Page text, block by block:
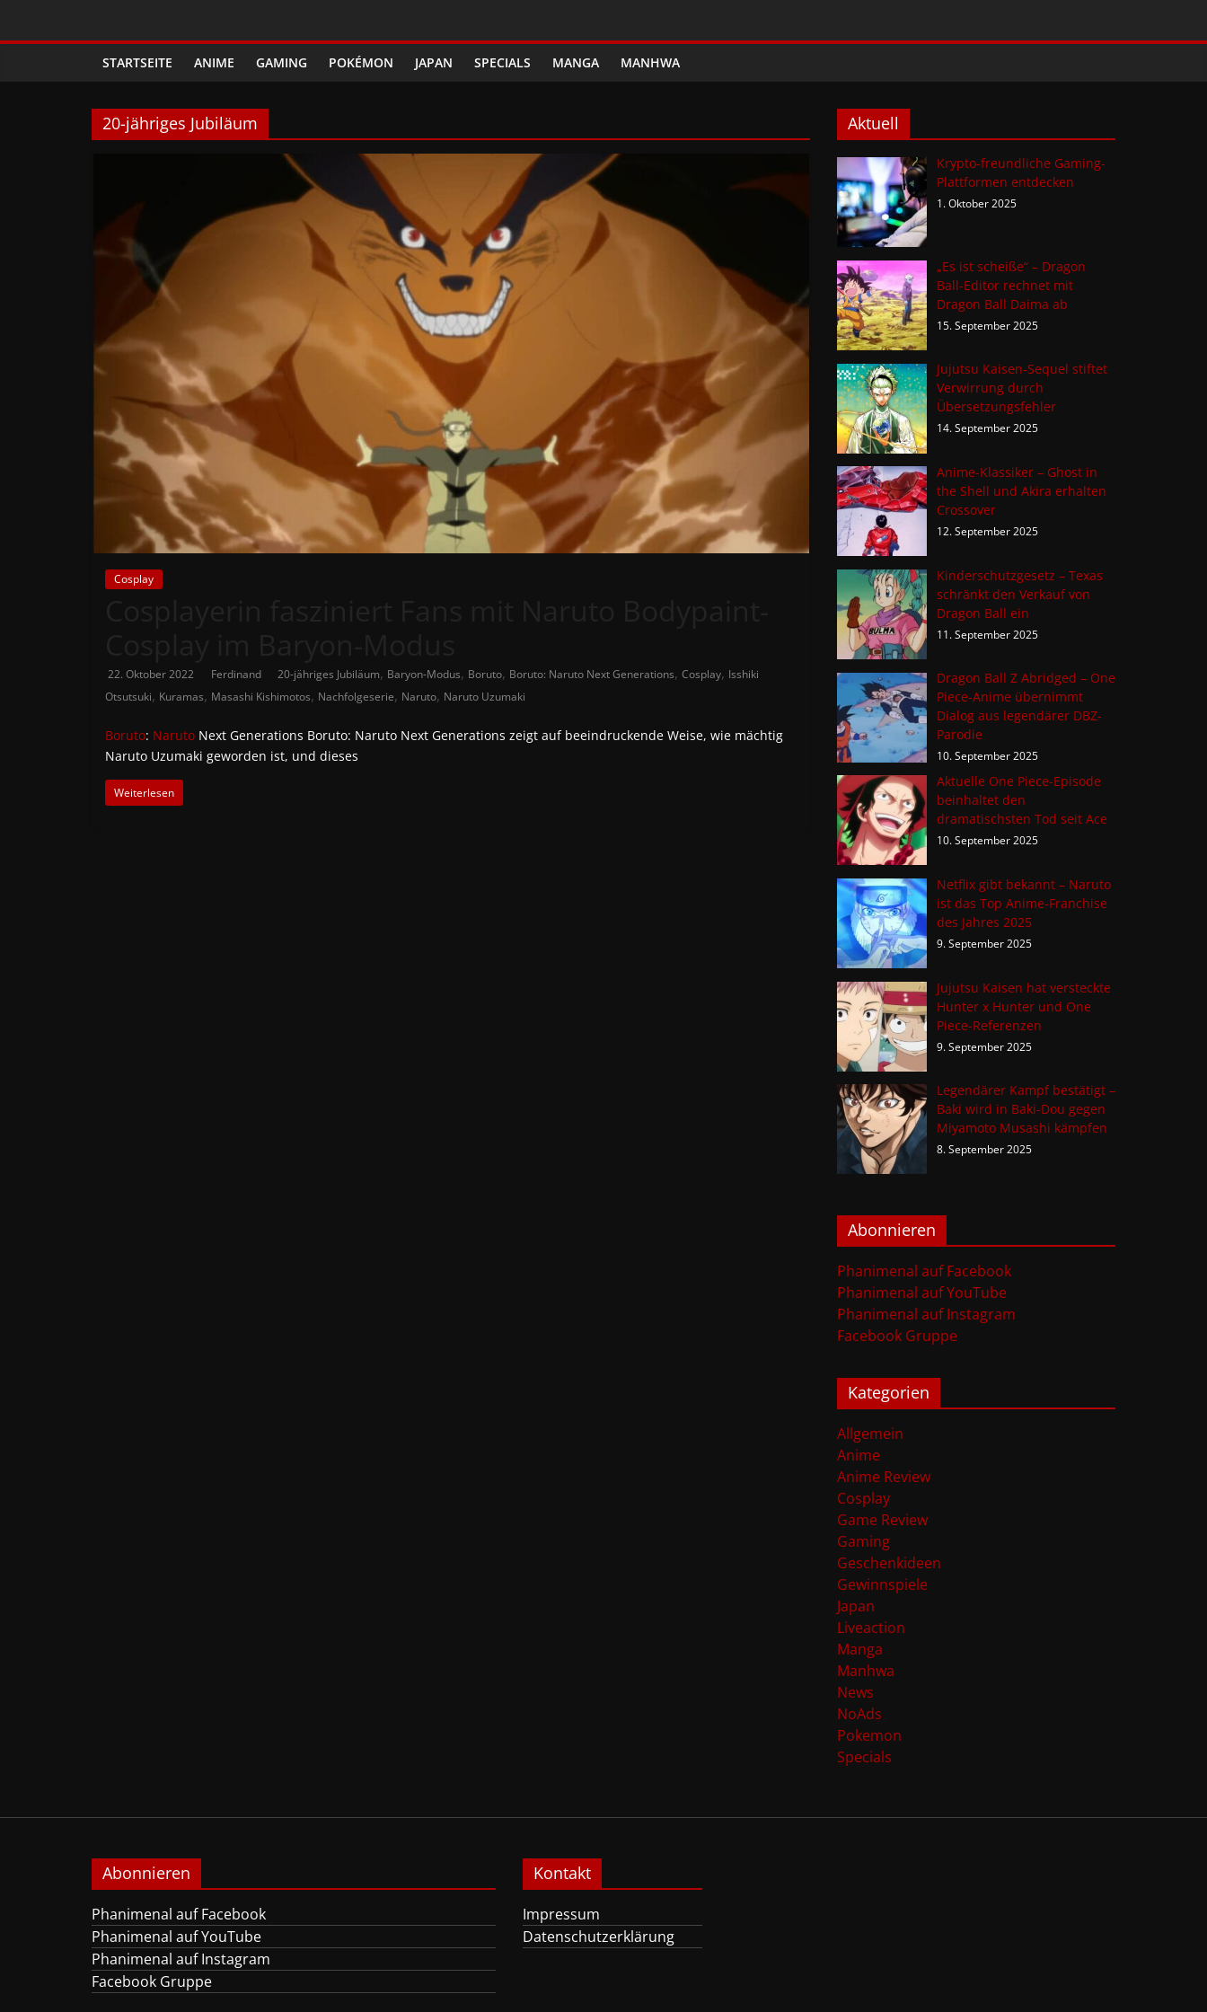
Phanimenal
Täglich
interessante
Anime
News
und
Gaming
News
Auf
Phanimenal
findest
die
aktuellsten
Japan
und
Deutschland
STARTSEITE ANIME GAMING POKÉMON JAPAN SPECIALS MANGA MANHWA
20-jähriges Jubiläum
Cosplay
22. Oktober 2022 Ferdinand 20-jähriges Jubiläum, Baryon-Modus, Boruto, Boruto: Naruto Next Generations, Cosplay, Isshiki
Otsutsuki, Kuramas, Masashi Kishimotos, Nachfolgeserie, Naruto, Naruto Uzumaki
Boruto: Naruto Next Generations Boruto: Naruto Next Generations zeigt auf beeindruckende Weise, wie mächtig
Naruto Uzumaki geworden ist, und dieses
Weiterlesen
Aktuell
Krypto-freundliche Gaming-
Plattformen entdecken
1. Oktober 2025
„Es ist scheiße“ – Dragon
Ball-Editor rechnet mit
Dragon Ball Daima ab
15. September 2025
Jujutsu Kaisen-Sequel stiftet
Verwirrung durch
Übersetzungsfehler
14. September 2025
Anime-Klassiker – Ghost in
the Shell und Akira erhalten
Crossover
12. September 2025
Kinderschutzgesetz – Texas
schränkt den Verkauf von
Dragon Ball ein
11. September 2025
Dragon Ball Z Abridged – One
Piece-Anime übernimmt
Dialog aus legendärer DBZ-
Parodie
10. September 2025
Aktuelle One Piece-Episode
beinhaltet den
dramatischsten Tod seit Ace
10. September 2025
Netflix gibt bekannt – Naruto
ist das Top Anime-Franchise
des Jahres 2025
9. September 2025
Jujutsu Kaisen hat versteckte
Hunter x Hunter und One
Piece-Referenzen
9. September 2025
Legendärer Kampf bestätigt –
Baki wird in Baki-Dou gegen
Miyamoto Musashi kämpfen
8. September 2025
Abonnieren
Phanimenal auf Facebook
Phanimenal auf YouTube
Phanimenal auf Instagram
Facebook Gruppe
Kategorien
Allgemein
Anime
Anime Review
Cosplay
Game Review
Gaming
Geschenkideen
Gewinnspiele
Japan
Liveaction
Manga
Manhwa
News
NoAds
Pokemon
Specials
Abonnieren
Phanimenal auf Facebook
Phanimenal auf YouTube
Phanimenal auf Instagram
Facebook Gruppe
Kontakt
Impressum
Datenschutzerklärung